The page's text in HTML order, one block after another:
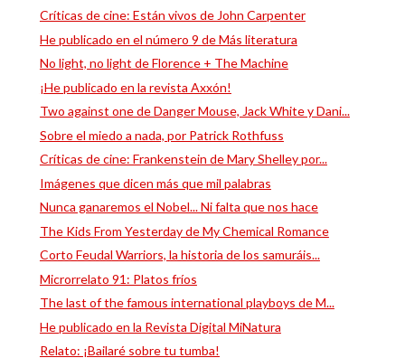
Críticas de cine: Están vivos de John Carpenter
He publicado en el número 9 de Más literatura
No light, no light de Florence + The Machine
¡He publicado en la revista Axxón!
Two against one de Danger Mouse, Jack White y Dani...
Sobre el miedo a nada, por Patrick Rothfuss
Críticas de cine: Frankenstein de Mary Shelley por...
Imágenes que dicen más que mil palabras
Nunca ganaremos el Nobel... Ni falta que nos hace
The Kids From Yesterday de My Chemical Romance
Corto Feudal Warriors, la historia de los samuráis...
Microrrelato 91: Platos fríos
The last of the famous international playboys de M...
He publicado en la Revista Digital MiNatura
Relato: ¡Bailaré sobre tu tumba!